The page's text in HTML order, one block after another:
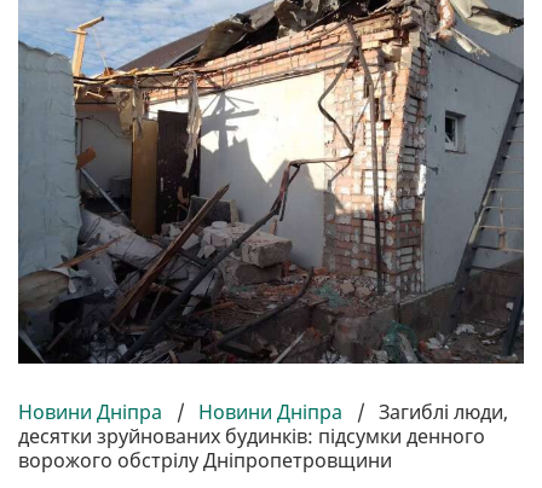
Новини Дніпра / Новини Дніпра / Загиблі люди,
десятки зруйнованих будинків: підсумки денного
ворожого обстрілу Дніпропетровщини